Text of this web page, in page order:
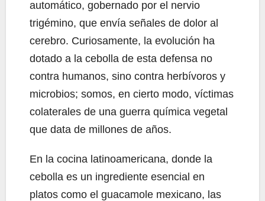
automático, gobernado por el nervio
trigémino, que envía señales de dolor al
cerebro. Curiosamente, la evolución ha
dotado a la cebolla de esta defensa no
contra humanos, sino contra herbívoros y
microbios; somos, en cierto modo, víctimas
colaterales de una guerra química vegetal
que data de millones de años.
En la cocina latinoamericana, donde la
cebolla es un ingrediente esencial en
platos como el guacamole mexicano, las